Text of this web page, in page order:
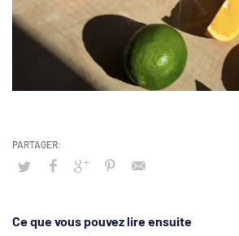
Ce que vous pouvez lire ensuite